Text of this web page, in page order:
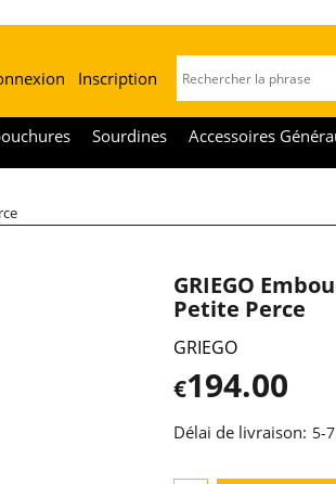
Inscription
Sourdines Accessoires
GRIEGO
Petite Perce
GRIEGO
€194.00
Délai de livraison: 5-